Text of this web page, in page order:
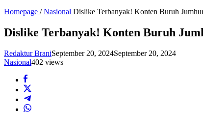
Homepage / Nasional Dislike Terbanyak! Konten Buruh
Dislike Terbanyak! Konten Buruh
Redaktur BraniSeptember 20, 2024September 20, 2024
Nasional402 views